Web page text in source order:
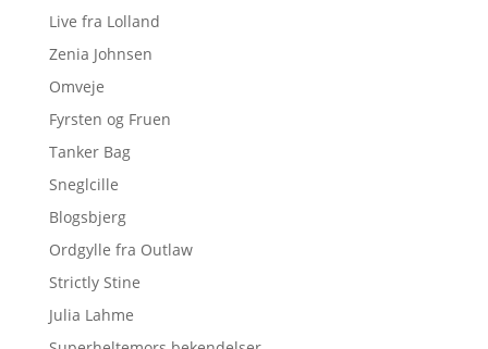
Live fra Lolland
Zenia Johnsen
Omveje
Fyrsten og Fruen
Tanker Bag
Sneglcille
Blogsbjerg
Ordgylle fra Outlaw
Strictly Stine
Julia Lahme